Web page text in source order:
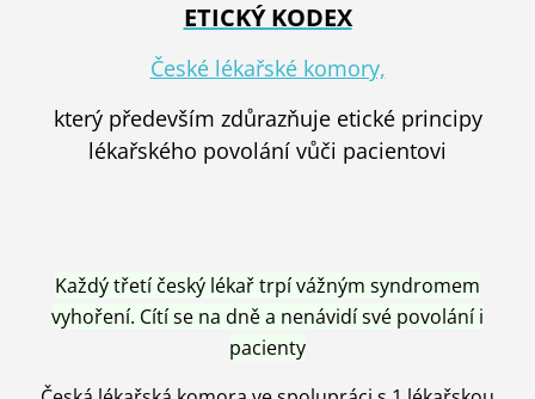
ETICKÝ KODEX
České lékařské komory,
který především zdůrazňuje etické principy
lékařského povolání vůči pacientovi
Každý třetí český lékař trpí vážným syndromem
vyhoření. Cítí se na dně a nenávidí své povolání i
pacienty